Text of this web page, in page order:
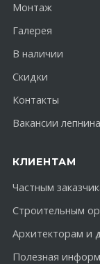
Монтаж
Галерея
В наличии
Скидки
Контакты
Вакансии лепнина
КЛИЕНТАМ
Частным
Строительным
Архитекторам и
Полезная